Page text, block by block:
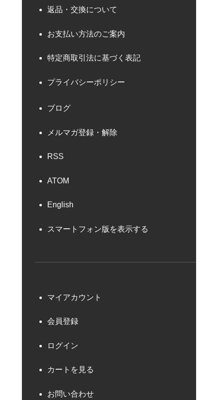
返品・交換について
お支払い方法のご案内
特定商取引法に基づく表記
プライバシーポリシー
ブログ
メルマガ登録・解除
RSS
ATOM
English
スマートフォン版を表示する
マイアカウント
会員登録
ログイン
カートを見る
お問い合わせ